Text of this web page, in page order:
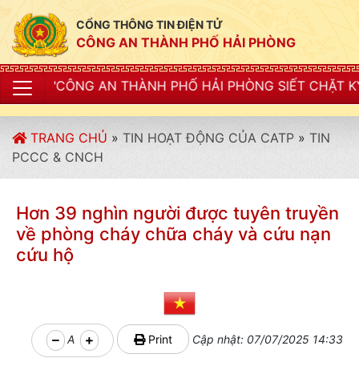
CỔNG THÔNG TIN ĐIỆN TỬ
CÔNG AN THÀNH PHỐ HẢI PHÒNG
THÀNH PHỐ HẢI PHÒNG SIẾT CHẶT KỶ LUẬT, KỶ
TRANG CHỦ » TIN HOẠT ĐỘNG CỦA CATP » TIN
PCCC & CNCH
Hơn 39 nghìn người được tuyên truyền
về phòng cháy chữa cháy và cứu nạn
cứu hộ
A Print Cập nhật: 07/07/2025 14:33